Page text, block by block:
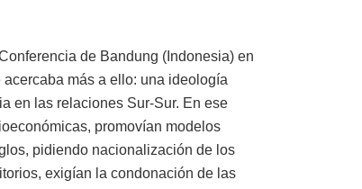
de Bandung (Indonesia) en
más a ello: una ideología
en las relaciones Sur-Sur. En ese
promovían modelos
pidiendo nacionalización de los
exigían la condonación de las